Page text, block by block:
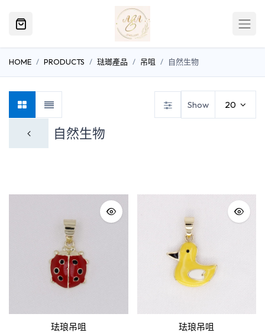
HOME PRODUCTS 琺瑯產品 吊咀 自然生物
自然生物
Show 20
珐琅吊咀 珐琅吊咀